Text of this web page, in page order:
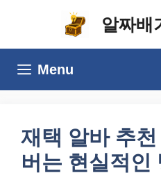
알짜배
Menu
재택 알바 추
버는 현실적인